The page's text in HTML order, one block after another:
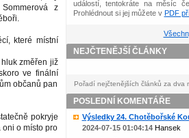
z
které místní
změřen již
ve finální
občanů pan
pokryje
o místo pro
událostí, tentokráte na měsíc
Prohlédnout si jej můžete v PDF
NEJČTENĚJŠÍ ČLÁNKY
Pořadí nejčtenějších článků za dva
POSLEDNÍ KOMENTÁŘE
Výsledky 24. Chotěbořské
2024-07-15 01:04:14Hansek